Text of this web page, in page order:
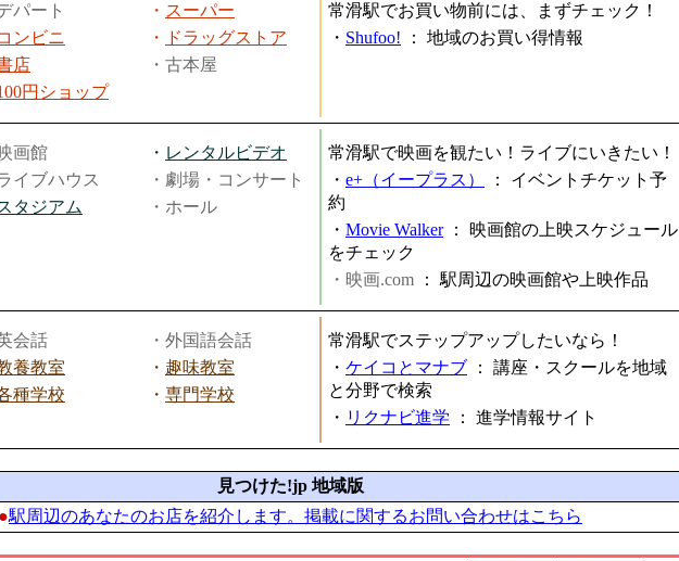
パート ・ スーパー
ンビニ ・
ドラッグストア
店
・古本屋
円ショップ
常滑駅でお買い物前には、まずチェック！
・ Shufoo! ： 地域のお買い得情報
画館 ・ レンタルビデオ
イブハウス
・劇場・コンサート
タジアム ・ホール
常滑駅で映画を観たい！ライブにいきたい！
・ e+（イープラス） ： イベントチケット予
約
・ Movie Walker： 映画館の上映スケジュール
をチェック
・映画.com ： 駅周辺の映画館や上映作品
会話
・外国語会話
養教室 ・ 趣味教室
種学校 ・ 専門学校
常滑駅でステップアップしたいなら！
・ ケイコとマナブ ： 講座・スクールを地域
と分野で検索
・ リクナビ進学 ： 進学情報サイト
見つけた!jp 地域版
●駅周辺のあなたのお店を紹介します。掲載に関するお問い合わせはこちら